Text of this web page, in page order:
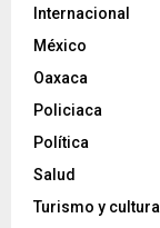
Internacional
México
Oaxaca
Policiaca
Política
Salud
Turismo y cultura